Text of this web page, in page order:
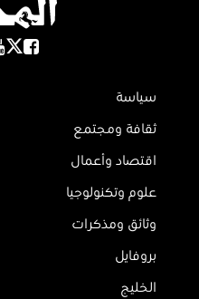
سياسة
ثقافة ومجتمع
اقتصاد وأعمال
علوم وتكنولوجيا
وثائق ومذكرات
بروفايل
الخليج